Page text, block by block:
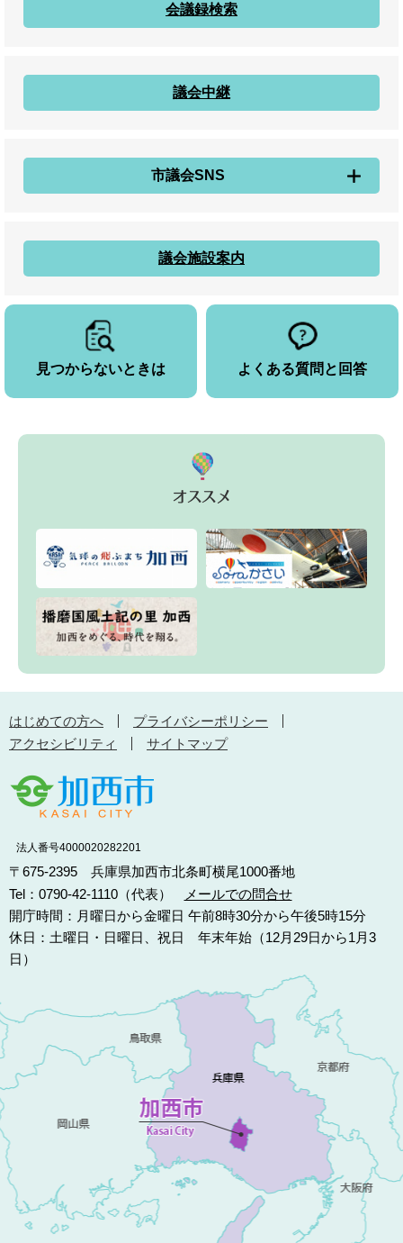
会議録検索
議会中継
市議会SNS
議会施設案内
見つからないときは よくある質問と回答
はじめての方へ
プライバシーポリシー
アクセシビリティ
サイトマップ
法人番号4000020282201
〒675-2395 兵庫県加西市北条町横尾1000番地
Tel：0790-42-1110（代表）
メールでの問合せ
開庁時間：月曜日から金曜日 午前8時30分から午後5時15分
休日：土曜日・日曜日、祝日 年末年始（12月29日から1月3
日）